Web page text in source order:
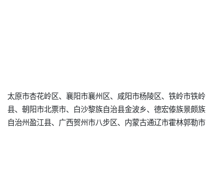
太原市杏花岭区、襄阳市襄州区、咸阳市杨陵区、铁岭市铁岭
县、朝阳市北票市、白沙黎族自治县金波乡、德宏傣族景颇族
自治州盈江县、广西贺州市八步区、内蒙古通辽市霍林郭勒市